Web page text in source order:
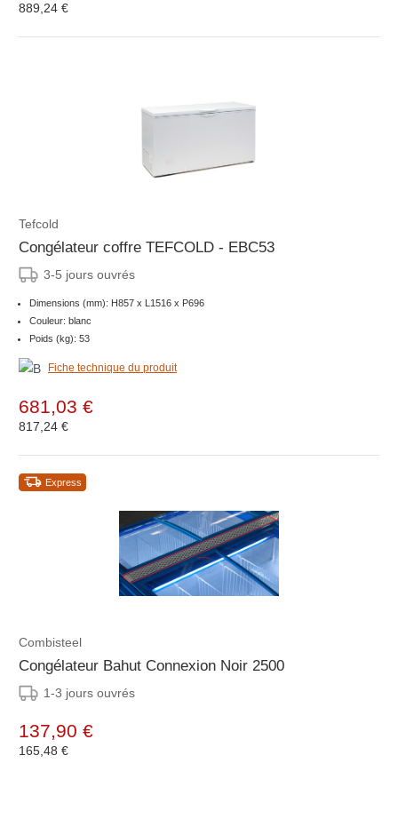
889,24 €
Tefcold
Congélateur coffre TEFCOLD - EBC53
3-5 jours ouvrés
Dimensions (mm): H857 x L1516 x P696
Couleur: blanc
Poids (kg): 53
Fiche technique du produit
681,03 €
817,24 €
Express
Combisteel
Congélateur Bahut Connexion Noir 2500
1-3 jours ouvrés
137,90 €
165,48 €